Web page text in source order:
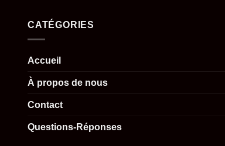
CATÉGORIES
Accueil
À propos de nous
Contact
Questions-Réponses